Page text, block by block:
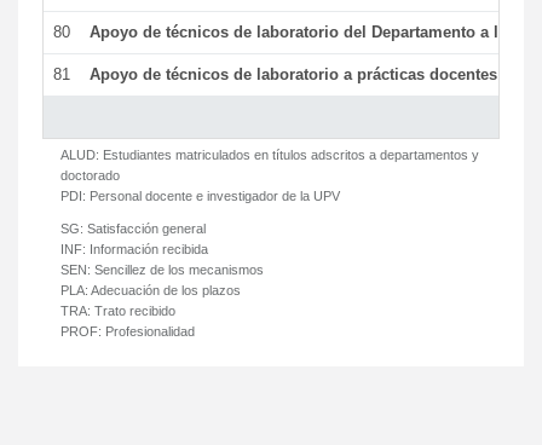
80 Apoyo de técnicos de laboratorio del Departamento a la
81 Apoyo de técnicos de laboratorio a prácticas docentes y
ALUD: Estudiantes matriculados en títulos adscritos a departamentos y
doctorado
PDI: Personal docente e investigador de la UPV
SG: Satisfacción general
INF: Información recibida
SEN: Sencillez de los mecanismos
PLA: Adecuación de los plazos
TRA: Trato recibido
PROF: Profesionalidad